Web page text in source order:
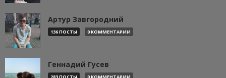
Артур Завгородний
136 ПОСТЫ 0 КОММЕНТАРИИ
Геннадий Гусев